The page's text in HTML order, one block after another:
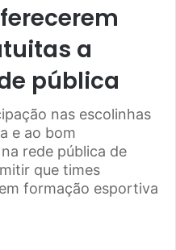
a
pública
nas escolinhas
e ao bom
rede pública de
que times
formação esportiva